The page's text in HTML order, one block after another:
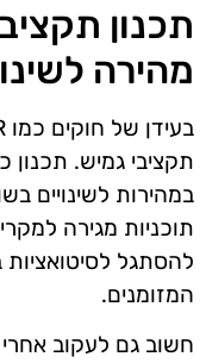
תכנון
מהירה
תקציבי גמיש.
במהירות לשינויים
תוכניות מגירה
להסתגל לסיטואציות
המזומנים.
חשוב גם לעקוב אחרי